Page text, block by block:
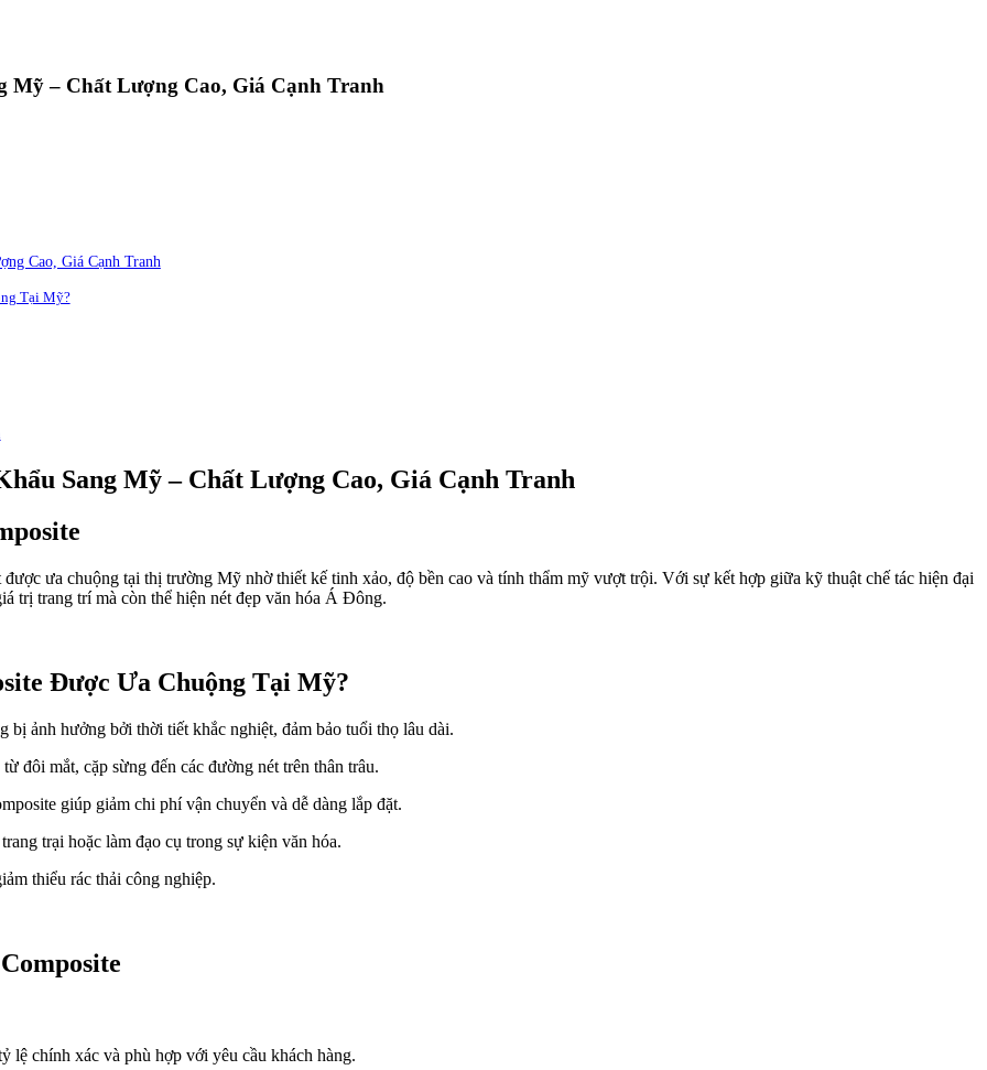
Mỹ – Chất Lượng Cao, Giá Cạnh Tranh
Cao, Giá Cạnh Tranh
Tại Mỹ?
Sang Mỹ – Chất Lượng Cao, Giá Cạnh Tranh
ưa chuộng tại thị trường Mỹ nhờ thiết kế tinh xảo, độ bền cao và tính thẩm mỹ vượt trội. Với sự kết hợp giữa kỹ thuật chế tác hiện đại
trị trang trí mà còn thể hiện nét đẹp văn hóa Á Đông.
Được Ưa Chuộng Tại Mỹ?
bị ảnh hưởng bởi thời tiết khắc nghiệt, đảm bảo tuổi thọ lâu dài.
đôi mắt, cặp sừng đến các đường nét trên thân trâu.
giúp giảm chi phí vận chuyển và dễ dàng lắp đặt.
trại hoặc làm đạo cụ trong sự kiện văn hóa.
thiểu rác thải công nghiệp.
lệ chính xác và phù hợp với yêu cầu khách hàng.